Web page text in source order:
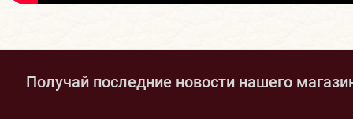
Получай последние новости нашего